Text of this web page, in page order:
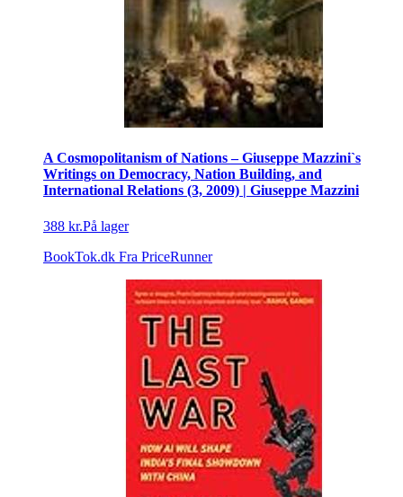
A Cosmopolitanism of Nations – Giuseppe Mazzini`s
Writings on Democracy, Nation Building, and
International Relations (3, 2009) | Giuseppe Mazzini
388 kr.På lager
BookTok.dk Fra PriceRunner